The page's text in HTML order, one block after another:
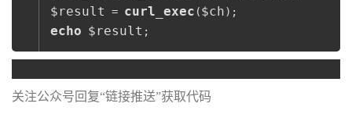
$result = curl_exec ($ch
echo $result ;
关注公众号回复“链接推送”获取代码